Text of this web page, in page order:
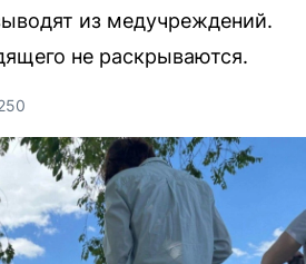
из медучреждений.
не раскрываются.